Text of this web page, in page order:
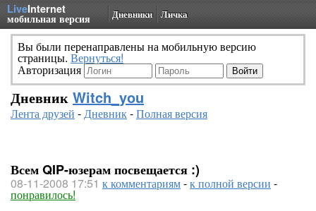
LiveInternet
мобильная версия Дневники Личка
Вы были перенаправлены на мобильную версию
страницы. Вернуться!
Авторизация
Дневник Witch_you
Лента друзей -Дневник-Полная версия
Всем QIP-юзерам посвещается :)
08-11-2008 17:51 к комментариям-к полной версии -
понравилось!